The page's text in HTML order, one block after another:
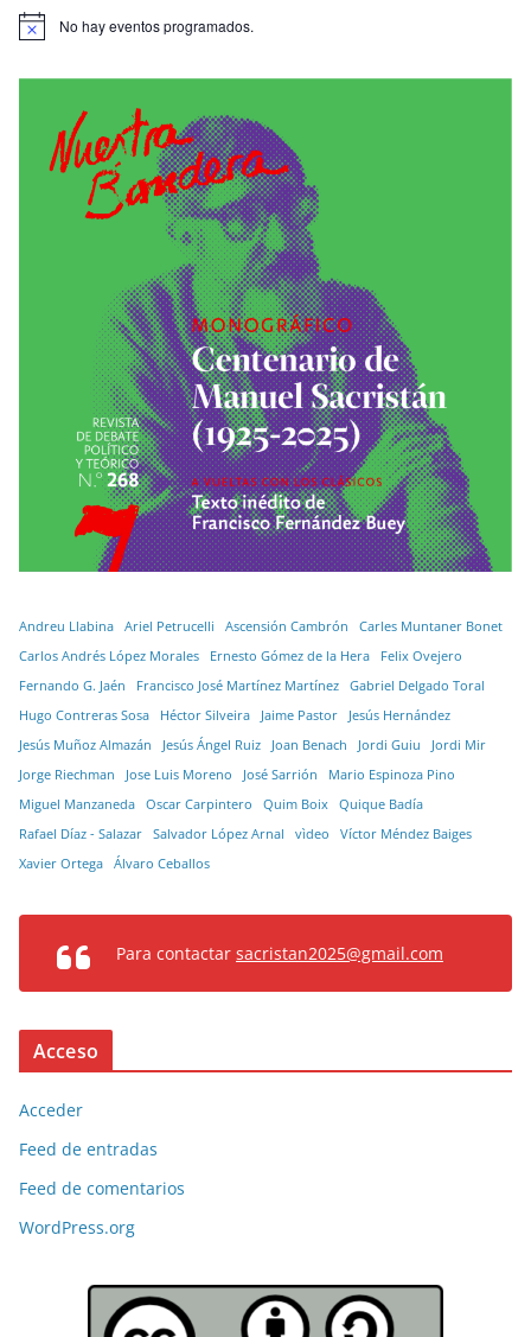
No hay eventos programados.
Andreu Llabina Ariel Petrucelli Ascensión Cambrón
Carles Muntaner Bonet
Carlos Andrés López Morales
Ernesto Gómez de la Hera
Felix Ovejero
Fernando G. Jaén
Francisco José Martínez Martínez
Gabriel Delgado Toral
Hugo Contreras Sosa
Héctor Silveira Jaime Pastor
Jesús Hernández
Jesús Muñoz Almazán
Jesús Ángel Ruiz Joan Benach Jordi Guiu
Jordi Mir
Jorge Riechman
Jose Luis Moreno José Sarrión
Mario Espinoza Pino
Miguel Manzaneda
Oscar Carpintero Quim Boix
Quique Badía
Rafael Díaz - Salazar
Salvador López Arnal vìdeo
Víctor Méndez Baiges
Xavier Ortega
Álvaro Ceballos
Para contactar sacristan2025@gmail.com
Acceso
Acceder
Feed de entradas
Feed de comentarios
WordPress.org